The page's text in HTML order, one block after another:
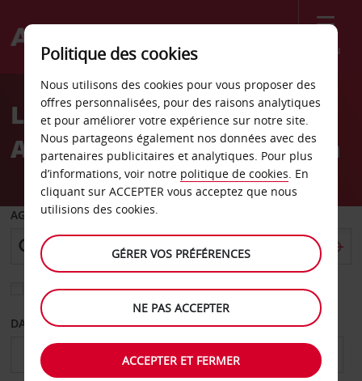
Menu
Welcome
AvisLocation de voiture
Aéroport de Wagga Wagga
AGENCE DE DÉPART
Sélectionnez une autre agence de retour
DATE DE DÉPART DATE DE RETOUR
Politique des cookies
Nous utilisons des cookies pour vous proposer des
offres personnalisées, pour des raisons analytiques
et pour améliorer votre expérience sur notre site.
Nous partageons également nos données avec des
partenaires publicitaires et analytiques. Pour plus
d’informations, voir notre politique de cookies. En
cliquant sur ACCEPTER vous acceptez que nous
utilisions des cookies.
GÉRER VOS PRÉFÉRENCES
NE PAS ACCEPTER
ACCEPTER ET FERMER